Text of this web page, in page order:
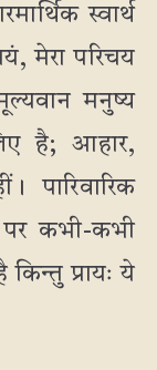
स्वार्थ
मेरा परिचय
मनुष्य
है; आहार,
पारिवारिक
पर कभी-कभी
प्रायः ये